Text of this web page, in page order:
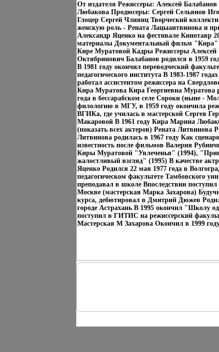
От издателя Режиссеры: Алексей
Любакова Продюсеры: Сергей Сельянов
Глоцер Сергей Члиянц Творческий
женскую роль - Рената Лацыаитвинова и
Александр Яценко на фестивале Кинотавр
материалы Документальный фильм "Кира"
Кире Муратовой Кадры Режиссеры Алексей
Октябринович Балабанов родился в 1959
В 1981 году окончил переводческий
педагогического института В 1983-1987
работал ассистентом режиссера на
Кира Муратова Кира Георгиевна Муратова
года в бессарабском селе Сороки (ныне -
филологию в МГУ, в 1959 году окончила
ВГИКа, где училась в мастерской Сергея
Макаровой В 1961 году Кира Марина
(показать всех актеров) Рената Литвинова
Литвинова родилась в 1967 году Как
известность после фильмов Валерия
Киры Муратовой "Увлеченья" (1994),
жалостливый взгляд" (1995) В качестве
Яценко Родился 22 мая 1977 года в
педагогическом факультете Тамбовского
преподавал в школе Впоследствии
Москве (мастерская Марка Захарова)
курса, дебютировал в Дмитрий Дюжев
городе Астрахань В 1995 окончил "Школу
поступил в ГИТИС на режиссерский
Мастерская М Захарова Окончил в 1999